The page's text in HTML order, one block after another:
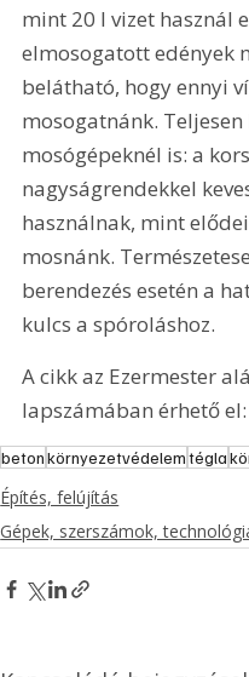
mint 20 l vizet használ
elmosogatott edények
belátható, hogy ennyi
mosogatnánk.
mosógépeknél is: a
nagyságrendekkel
használnak, mint
mosnánk.
berendezés esetén a
kulcs a spóroláshoz.
A cikk az Ezermester
lapszámában érhető
betonkörnyezetvédelemtégla
Építés, felújítás
Gépek, szerszámok,